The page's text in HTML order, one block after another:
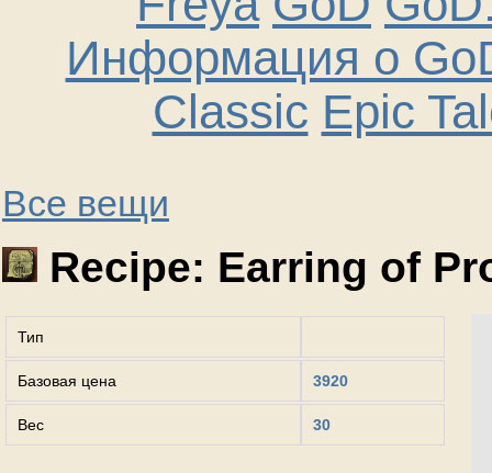
Информация о
Classic Epic
Все вещи
Recipe: Earring of
Тип
Базовая цена 3920
Вес 30